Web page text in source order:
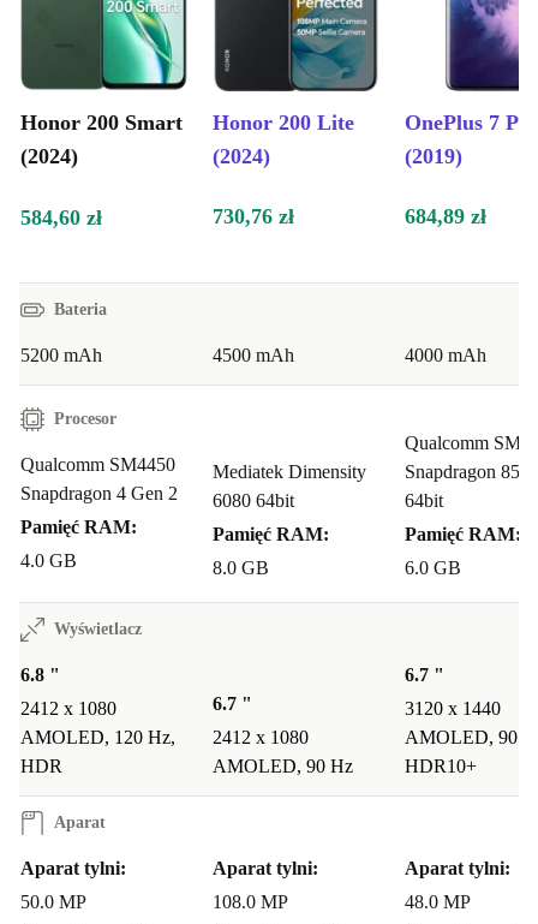
Honor 200 Smart
(2024)
Honor 200 Lite
(2024)
OnePlus 7 Pro
(2019)
584,60 zł 730,76 zł 684,89 zł
Bateria
5200 mAh 4500 mAh 4000 mAh
Procesor
Qualcomm SM4450
Snapdragon 4 Gen 2
Pamięć RAM:
4.0 GB
Mediatek Dimensity
6080 64bit
Pamięć RAM:
8.0 GB
Qualcomm
Snapdragon 855
64bit
Pamięć RAM:
6.0 GB
Wyświetlacz
6.8 "
2412 x 1080
AMOLED, 120 Hz,
HDR
6.7 "
2412 x 1080
AMOLED, 90 Hz
6.7 "
3120 x 1440
AMOLED, 90
HDR10+
Aparat
Aparat tylni:
50.0 MP
Aparat tylni:
108.0 MP
Aparat tylni:
48.0 MP